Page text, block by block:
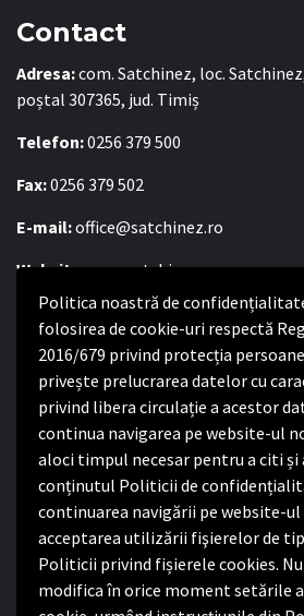
Politica noastră de
folosirea de cookie-uri respectă
2016/679 privind protecția
privește prelucrarea datelor cu
privind libera circulație a acestor
continua navigarea pe website-ul
aloci timpul necesar pentru a citi și
conținutul Politicii de
continuarea navigării pe website-
acceptarea utilizării fişierelor de
Politicii privind fișierele cookies.
modifica în orice moment setările
Contact
Adresa:com. Satchinez, loc.
poștal 307365, jud. Timiș
Telefon:0256 379 500
Fax:0256 379 502
E-mail:office@satchinez.ro
Website:www.satchinez.ro
Program cu publicul:
Luni – Joi:8:00-16:30
Vineri:8:00 – 14:00
Politica de
Politica de confidențialitate
Nota de informare privind
(UE) 2016/679
Termeni și condiții de utilizare website